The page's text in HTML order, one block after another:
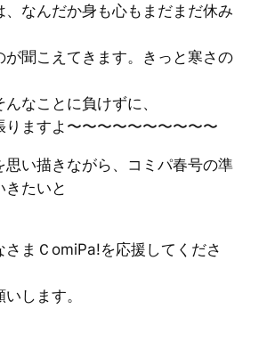
、なんだか身も心もまだまだ休み
が聞こえてきます。きっと寒さの
なことに負けずに、
りますよ〜〜〜〜〜〜〜〜〜〜
思い描きながら、コミパ春号の準
きたいと
さまＣomiPa!を応援してくださ
します。